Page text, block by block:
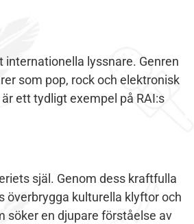
internationella lyssnare. Genren
som pop, rock och elektronisk
ett tydligt exempel på RAI:s
själ. Genom dess kraftfulla
överbrygga kulturella klyftor och
söker en djupare förståelse av